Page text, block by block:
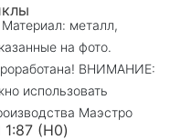
(H0)
металл,
на фото.
ВНИМАНИЕ:
использовать
Маэстро